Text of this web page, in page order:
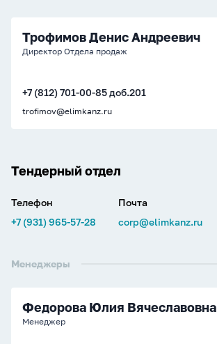
Трофимов Денис Андреевич
Директор Отдела продаж
+7 (812) 701-00-85 доб.201
trofimov@elimkanz.ru
Тендерный отдел
Телефон
Почта
+7 (931) 965-57-28
corp@elimkanz.ru
Менеджеры
Федорова Юлия Вячеславовна
Менеджер